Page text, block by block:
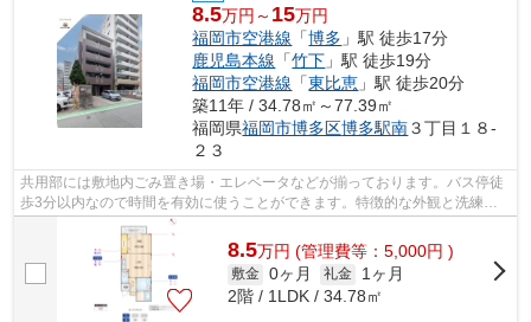
8.5万円～ 15万円
福岡市空港線 「博多 」駅 徒歩17分
鹿児島本線 「竹下 」駅 徒歩19分
福岡市空港線 「東比恵 」駅 徒歩20分
築11年 / 34.78㎡～77.39㎡
福岡県福岡市博多区博多駅南３丁目１８-
２３
共用部には敷地内ごみ置き場・エレベータなどが揃っております。バス停徒
歩3分以内なので時間を有効に使うことができます。特徴的な外観と洗練さ
れた設計の内装を持つデザイナーズ。こ...
8.5万円 (管理費等：5,000円 )
敷金 0ヶ月 礼金
1ヶ月
2階 / 1LDK / 34.78㎡